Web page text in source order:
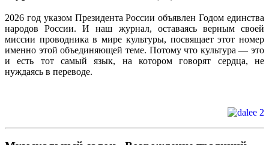
2026 год указом Президента России объявлен Годом единства
народов России. И наш журнал, оставаясь верным своей
миссии проводника в мире культуры, посвящает этот номер
именно этой объединяющей теме. Потому что культура — это
и есть тот самый язык, на котором говорят сердца, не
нуждаясь в переводе.